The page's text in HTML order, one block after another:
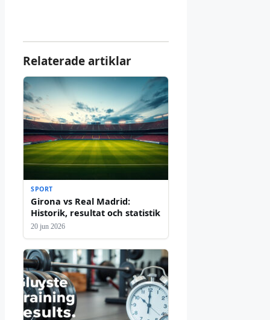
Relaterade artiklar
SPORT
Girona vs Real Madrid:
Historik, resultat och statistik
20 jun 2026